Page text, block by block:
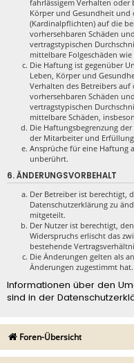
fahrlässigem Verhalten oder
Körper und Gesundheit und
(Kardinalpflichten) auf die
vorhersehbaren Schäden
vertragstypischen
mittelbare Folgeschäden
Die Haftung ist gegenüber
Leben, Körper und
Verhalten des Betreibers auf
vorhersehbaren Schäden
vertragstypischen
mittelbare Schäden,
Die Haftungsbegrenzung
der Mitarbeiter und
Ansprüche für eine Haftung
unberührt.
6. ÄNDERUNGSVORBEHALT
Der Betreiber ist berechtigt,
Datenschutzerklärung zu
mitgeteilt.
Der Nutzer ist berechtigt,
Widerspruchs erlischt das
bestehende
Die Änderungen gelten als
Änderungen zugestimmt hat.
Informationen über den
sind in der
Foren-Übersicht